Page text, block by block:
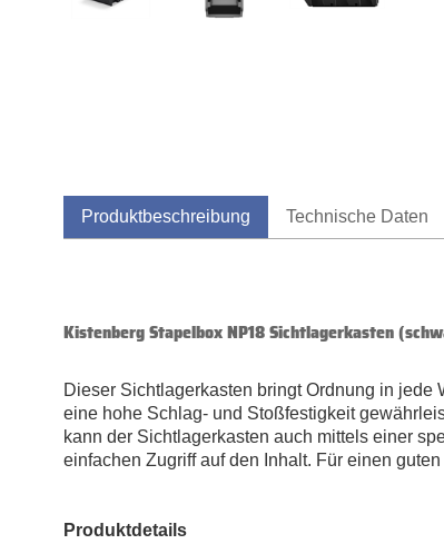
Produktbeschreibung Technische Daten
Kistenberg Stapelbox NP18 Sichtlagerkasten
Dieser Sichtlagerkasten bringt Ordnung in
eine hohe Schlag- und Stoßfestigkeit
kann der Sichtlagerkasten auch mittels einer
einfachen Zugriff auf den Inhalt. Für einen
Produktdetails